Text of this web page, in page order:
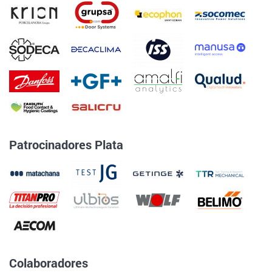
Patrocinadores Plata
Colaboradores